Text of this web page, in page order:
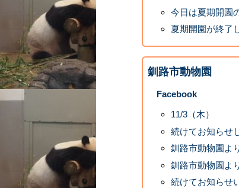
今日は夏期開園
夏期開園が終了
釧路市動物園
Facebook
11/3（木）
続けてお知らせ
釧路市動物園よ
釧路市動物園よ
続けてお知らせ